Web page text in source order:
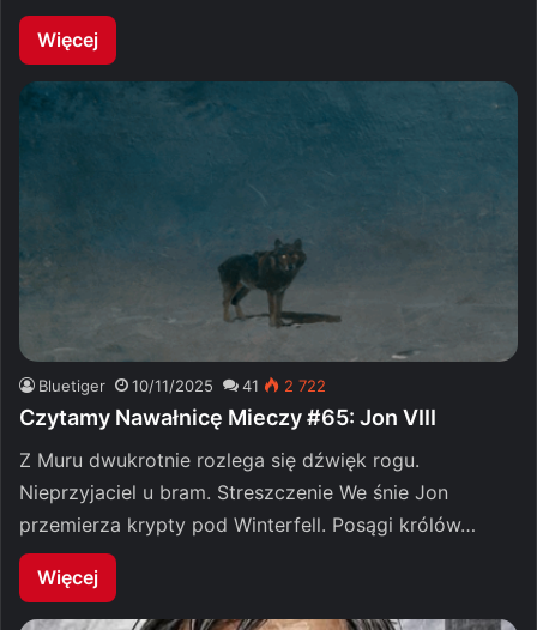
Więcej
Bluetiger 10/11/2025 41 2 722
Czytamy Nawałnicę Mieczy #65: Jon VIII
Z Muru dwukrotnie rozlega się dźwięk rogu.
Nieprzyjaciel u bram. Streszczenie We śnie Jon
przemierza krypty pod Winterfell. Posągi królów…
Więcej